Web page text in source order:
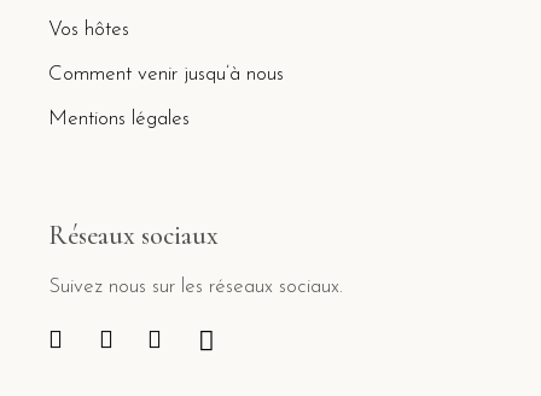
Vos hôtes
Comment venir jusqu’à nous
Mentions légales
Réseaux sociaux
Suivez nous sur les réseaux sociaux.